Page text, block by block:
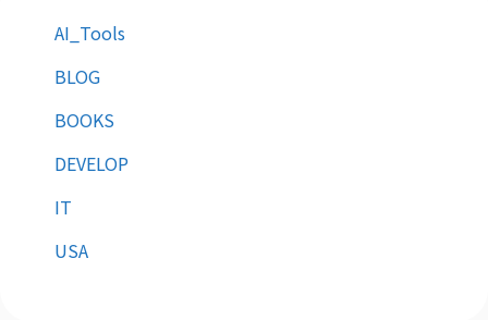
AI_Tools
BLOG
BOOKS
DEVELOP
IT
USA